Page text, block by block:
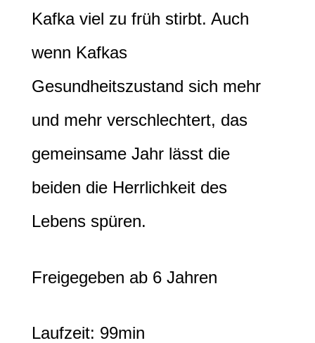
Kafka viel zu früh stirbt. Auch
wenn Kafkas
Gesundheitszustand sich mehr
und mehr verschlechtert, das
gemeinsame Jahr lässt die
beiden die Herrlichkeit des
Lebens spüren.
Freigegeben ab 6 Jahren
Laufzeit: 99min